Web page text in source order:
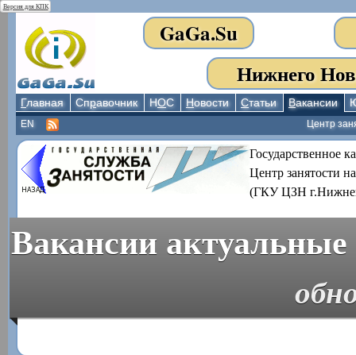
Версия для КПК
GaGa.Su
Нижнего
Главная Справочник НОС Новости Статьи Вакансии
Центр
EN
Государственное
Центр занятости
(ГКУ ЦЗН
Вакансии актуальные